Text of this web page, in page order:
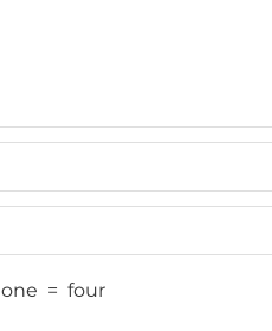
one = four